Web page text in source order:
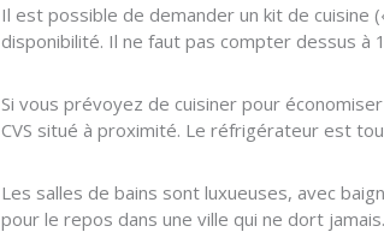
Il est possible de demander un kit de cuisine
disponibilité. Il ne faut pas compter dessus
Si vous prévoyez de cuisiner pour
CVS situé à proximité. Le réfrigérateur est
Les salles de bains sont luxueuses, avec
pour le repos dans une ville qui ne dort jamais.